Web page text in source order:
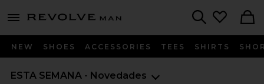
menu - shows more content
Revolve
NEW SHOES ACCESSORIES TEES SHIRTS
ESTA SEMANA - Novedades